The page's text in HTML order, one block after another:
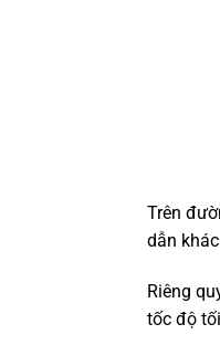
Trên
dẫn
Riêng
tốc độ